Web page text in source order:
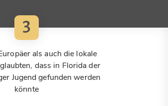
3
als auch die lokale
dass in Florida der
Jugend gefunden werden
könnte